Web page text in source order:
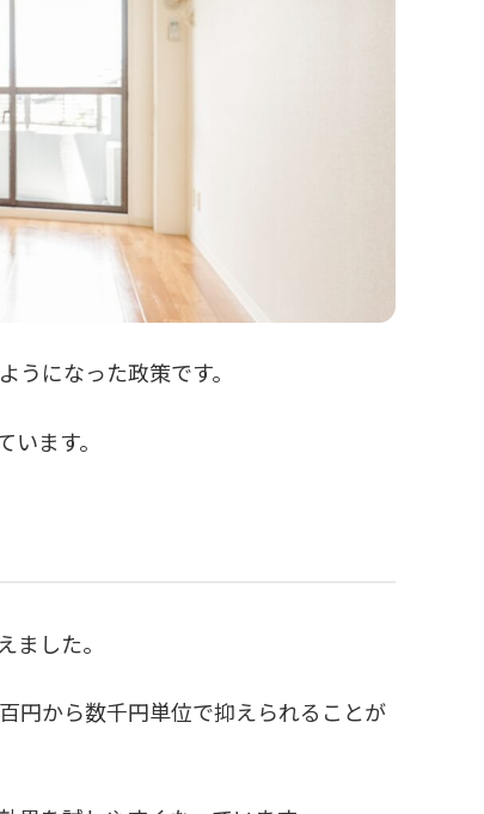
になった政策です。
ます。
した。
円から数千円単位で抑えられることが